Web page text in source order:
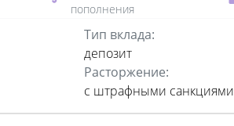
пополнения
Тип вклада:
депозит
Расторжение:
с штрафными санкциями